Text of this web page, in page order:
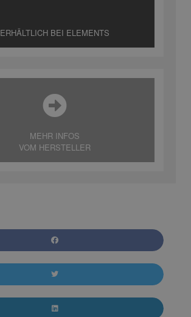
ERHÄLTLICH BEI ELEMENTS
MEHR INFOS
VOM HERSTELLER